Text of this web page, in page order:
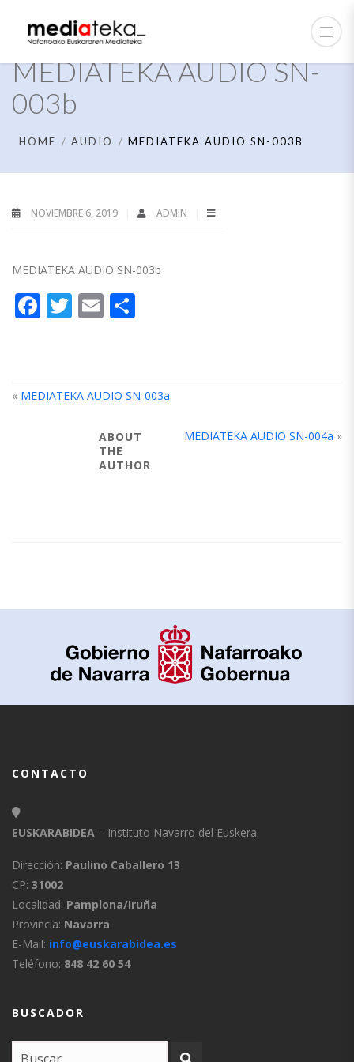
MEDIATEKA AUDIO SN-
003b
HOME AUDIO MEDIATEKA AUDIO SN-003B
NOVIEMBRE 6, 2019 ADMIN
MEDIATEKA AUDIO SN-003b
Facebook
Twitter
Email
« MEDIATEKA AUDIO SN-003a
MEDIATEKA AUDIO SN-004a »
ABOUT
THE
AUTHOR
CONTACTO
EUSKARABIDEA – Instituto Navarro del Euskera
Dirección: Paulino Caballero 13
CP: 31002
Localidad: Pamplona/Iruña
Provincia: Navarra
E-Mail: info@euskarabidea.es
Teléfono: 848 42 60 54
BUSCADOR